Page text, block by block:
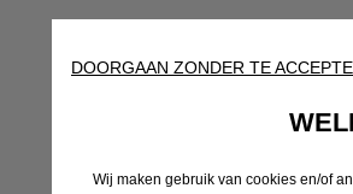
DOORGAAN ZONDER TE
Wij maken gebruik van cookies en/of